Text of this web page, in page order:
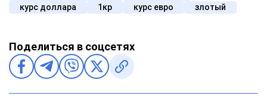
курс доллара
1кр курс евро злотый
Поделиться в соцсетях